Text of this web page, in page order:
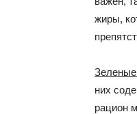
жиры,
них
рацион